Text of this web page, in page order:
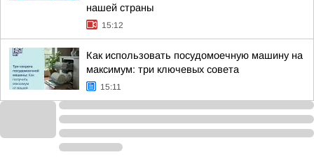
нашей страны
15:12
Как использовать посудомоечную машину на
максимум: три ключевых совета
15:11